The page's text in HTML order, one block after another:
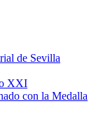
de Sevilla
XXI
con la Medalla